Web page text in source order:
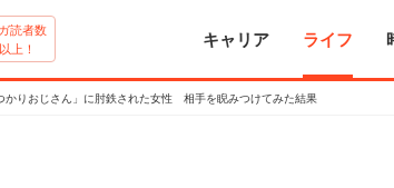
読者数
上！
キャリア ライフ
かりおじさん」に肘鉄された女性 相手を睨みつけてみた結果